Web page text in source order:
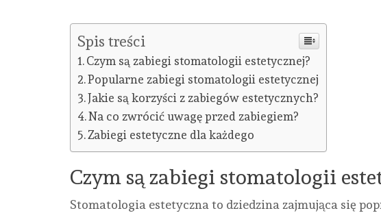
Spis treści
Czym są zabiegi stomatologii estetycznej?
Popularne zabiegi stomatologii estetycznej
Jakie są korzyści z zabiegów estetycznych?
Na co zwrócić uwagę przed zabiegiem?
Zabiegi estetyczne dla każdego
Czym są zabiegi stomatologii
Stomatologia estetyczna to dziedzina zajmująca się